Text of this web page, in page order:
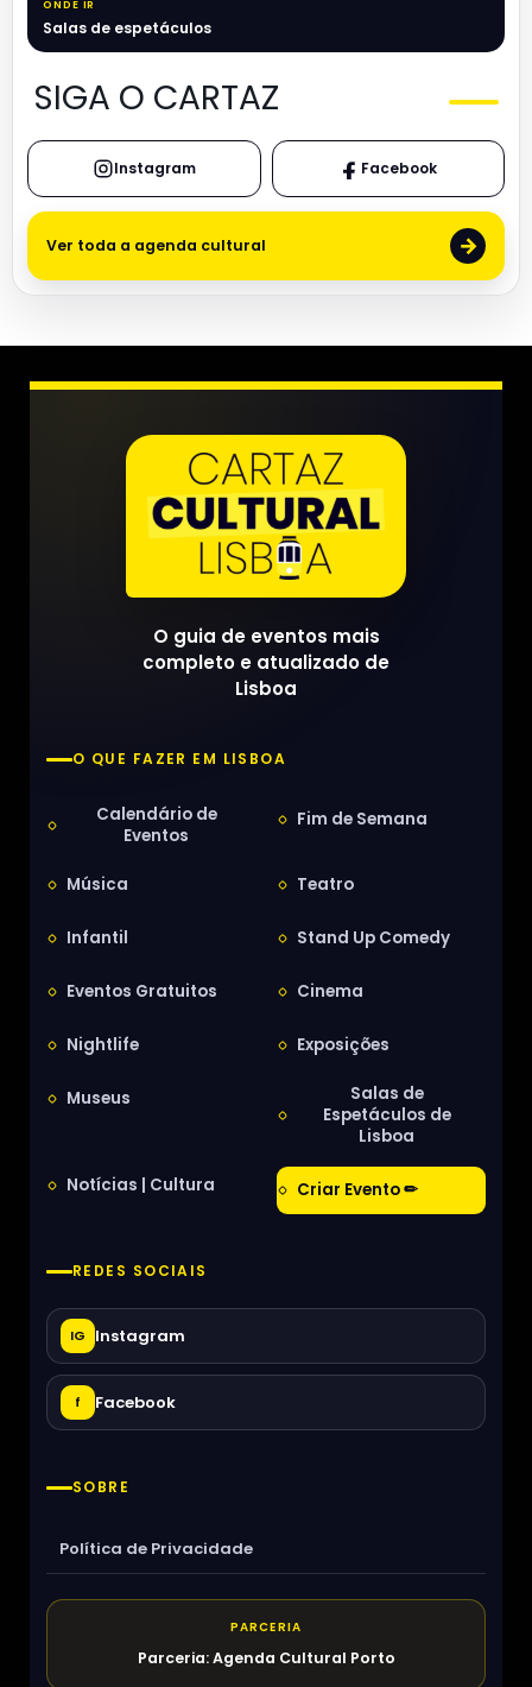
ONDE IR
Salas de espetáculos
SIGA O CARTAZ
Instagram Facebook
Ver toda a agenda cultural →
O guia de eventos mais
completo e atualizado de
Lisboa
O QUE FAZER EM LISBOA
Calendário de
Eventos
Fim de Semana
Música Teatro
Infantil Stand Up Comedy
Eventos Gratuitos Cinema
Nightlife Exposições
Museus
Salas de
Espetáculos de
Lisboa
Notícias | Cultura Criar Evento ✏
REDES SOCIAIS
IG Instagram
f Facebook
SOBRE
Política de Privacidade
PARCERIA
Parceria: Agenda Cultural Porto